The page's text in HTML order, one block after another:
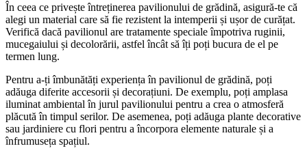
În ceea ce privește întreținerea pavilionului de grădină, asigură-te că
alegi un material care să fie rezistent la intemperii și ușor de curățat.
Verifică dacă pavilionul are tratamente speciale împotriva ruginii,
mucegaiului și decolorării, astfel încât să îți poți bucura de el pe
termen lung.
Pentru a-ți îmbunătăți experiența în pavilionul de grădină, poți
adăuga diferite accesorii și decorațiuni. De exemplu, poți amplasa
iluminat ambiental în jurul pavilionului pentru a crea o atmosferă
plăcută în timpul serilor. De asemenea, poți adăuga plante decorative
sau jardiniere cu flori pentru a încorpora elemente naturale și a
înfrumuseța spațiul.